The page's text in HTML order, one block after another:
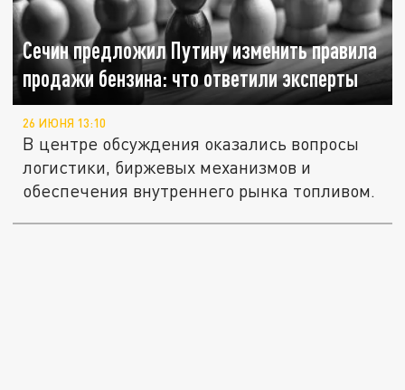
Сечин предложил Путину изменить правила
продажи бензина: что ответили эксперты
26 ИЮНЯ 13:10
В центре обсуждения оказались вопросы
логистики, биржевых механизмов и
обеспечения внутреннего рынка топливом.